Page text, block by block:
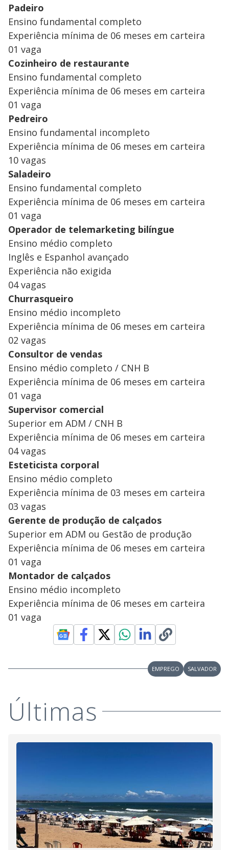
Padeiro
Ensino fundamental completo
Experiência mínima de 06 meses em carteira
01 vaga
Cozinheiro de restaurante
Ensino fundamental completo
Experiência mínima de 06 meses em carteira
01 vaga
Pedreiro
Ensino fundamental incompleto
Experiência mínima de 06 meses em carteira
10 vagas
Saladeiro
Ensino fundamental completo
Experiência mínima de 06 meses em carteira
01 vaga
Operador de telemarketing bilíngue
Ensino médio completo
Inglês e Espanhol avançado
Experiência não exigida
04 vagas
Churrasqueiro
Ensino médio incompleto
Experiência mínima de 06 meses em carteira
02 vagas
Consultor de vendas
Ensino médio completo / CNH B
Experiência mínima de 06 meses em carteira
01 vaga
Supervisor comercial
Superior em ADM / CNH B
Experiência mínima de 06 meses em carteira
04 vagas
Esteticista corporal
Ensino médio completo
Experiência mínima de 03 meses em carteira
03 vagas
Gerente de produção de calçados
Superior em ADM ou Gestão de produção
Experiência mínima de 06 meses em carteira
01 vaga
Montador de calçados
Ensino médio incompleto
Experiência mínima de 06 meses em carteira
01 vaga
EMPREGO SALVADOR
Últimas